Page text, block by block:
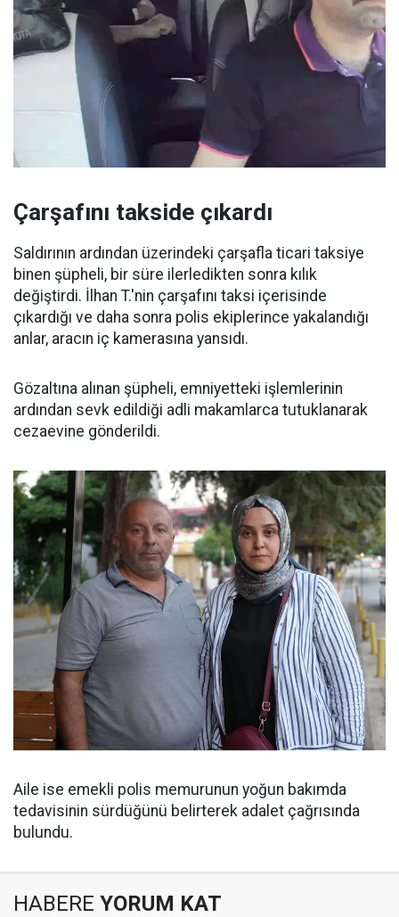
Çarşafını takside çıkardı
Saldırının ardından üzerindeki çarşafla ticari taksiye
binen şüpheli, bir süre ilerledikten sonra kılık
değiştirdi. İlhan T.'nin çarşafını taksi içerisinde
çıkardığı ve daha sonra polis ekiplerince yakalandığı
anlar, aracın iç kamerasına yansıdı.
Gözaltına alınan şüpheli, emniyetteki işlemlerinin
ardından sevk edildiği adli makamlarca tutuklanarak
cezaevine gönderildi.
Aile ise emekli polis memurunun yoğun bakımda
tedavisinin sürdüğünü belirterek adalet çağrısında
bulundu.
HABERE YORUM KAT